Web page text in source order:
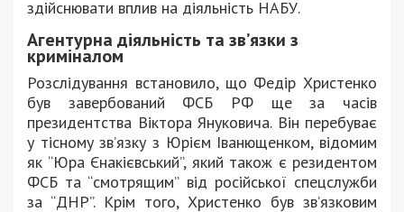
здійснювати вплив на діяльність НАБУ.
Агентурна діяльність та зв’язки з
криміналом
Розслідування встановило, що Федір Христенко
був завербований ФСБ РФ ще за часів
президентства Віктора Януковича. Він перебуває
у тісному зв’язку з Юрієм Іванющенком, відомим
як “Юра Єнакієвський”, який також є резидентом
ФСБ та “смотрящим” від російської спецслужби
за “ДНР”. Крім того, Христенко був зв’язковим